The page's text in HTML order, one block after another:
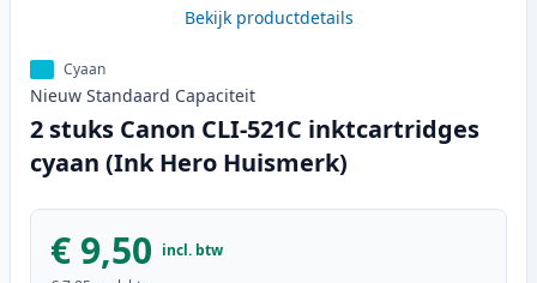
Bekijk productdetails
Cyaan
Nieuw Standaard Capaciteit
2 stuks Canon CLI-521C inktcartridges
cyaan (Ink Hero Huismerk)
€ 9,50 incl. btw